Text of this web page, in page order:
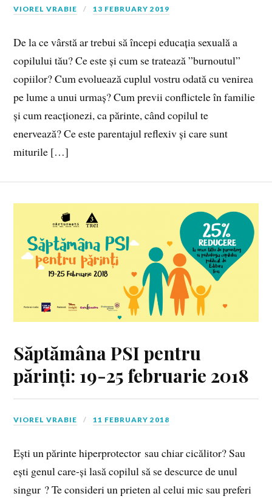
VIOREL VRABIE 13 FEBRUARY 2019
De la ce vârstă ar trebui să începi educația sexuală a
copilului tău? Ce este și cum se tratează ”burnoutul”
copiilor? Cum evoluează cuplul vostru odată cu venirea
pe lume a unui urmaș? Cum previi conflictele în familie
și cum reacționezi, ca părinte, când copilul te
enervează? Ce este parentajul reflexiv și care sunt
miturile […]
Săptămâna PSI pentru
părinți: 19-25 februarie 2018
VIOREL VRABIE 11 FEBRUARY 2018
Ești un părinte hiperprotector sau chiar cicălitor? Sau
ești genul care-și lasă copilul să se descurce de unul
singur ? Te consideri un prieten al celui mic sau preferi